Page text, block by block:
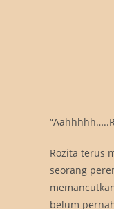
Rozita terus
seorang
belum